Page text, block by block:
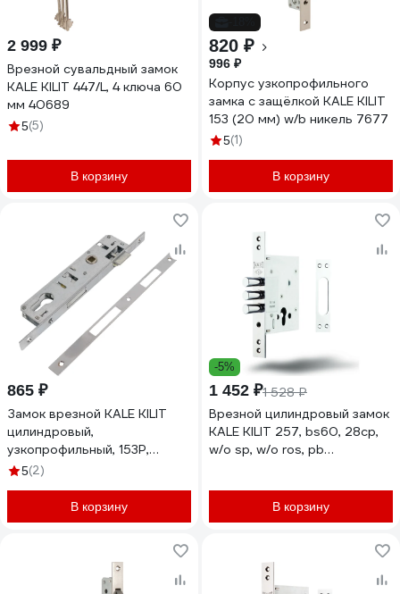
2 999 ₽
Врезной сувальдный замок
KALE KILIT 447/L, 4 ключа 60
мм 40689
5(5)
В корзину
820 ₽
996 ₽
Корпус узкопрофильного
замка с защёлкой KALE KILIT
153 (20 мм) w/b никель 7677
5(1)
В корзину
865 ₽
Замок врезной KALE KILIT
цилиндровый,
узкопрофильный, 153Р,
85BS25, 16CP, SP, DRos, STB
5(2)
В корзину
-5%
1 452 ₽1 528 ₽
Врезной цилиндровый замок
KALE KILIT 257, bs60, 28cp,
w/o sp, w/o ros, pb
В корзину